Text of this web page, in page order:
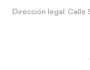
Dirección legal: Calle